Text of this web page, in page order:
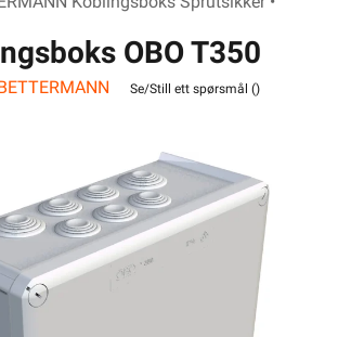
OBO T350
IP66
Se/Still ett spørsmål ()